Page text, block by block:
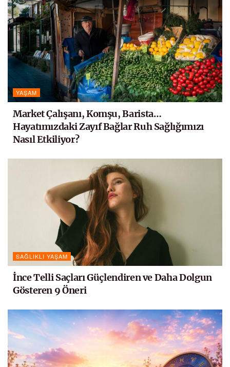
YAŞAM
Market Çalışanı, Komşu, Barista…
Hayatımızdaki Zayıf Bağlar Ruh Sağlığımızı
Nasıl Etkiliyor?
SAĞLIKLI YAŞAM
İnce Telli Saçları Güçlendiren ve Daha Dolgun
Gösteren 9 Öneri